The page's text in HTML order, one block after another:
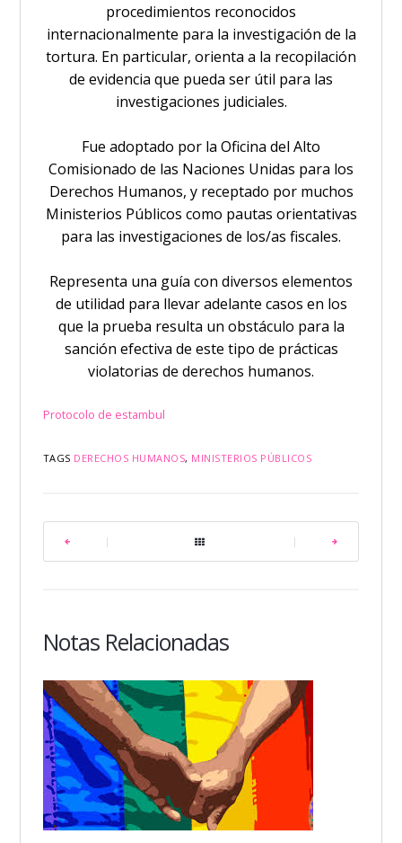
procedimientos reconocidos
internacionalmente para la investigación de la
tortura. En particular, orienta a la recopilación
de evidencia que pueda ser útil para las
investigaciones judiciales.
Fue adoptado por la Oficina del Alto
Comisionado de las Naciones Unidas para los
Derechos Humanos, y receptado por muchos
Ministerios Públicos como pautas orientativas
para las investigaciones de los/as fiscales.
Representa una guía con diversos elementos
de utilidad para llevar adelante casos en los
que la prueba resulta un obstáculo para la
sanción efectiva de este tipo de prácticas
violatorias de derechos humanos.
Protocolo de estambul
TAGS DERECHOS HUMANOS, MINISTERIOS PÚBLICOS
| |
Notas Relacionadas